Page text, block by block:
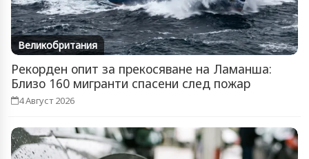
Великобритания
Рекорден опит за прекосяване на Ламанша:
Близо 160 мигранти спасени след пожар
4 Август 2026